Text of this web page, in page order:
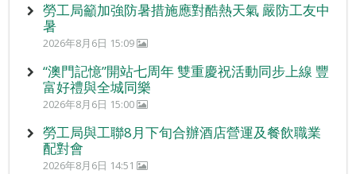
勞工局籲加強防暑措施應對酷熱天氣 嚴防工友中
暑
2026年8月6日 15:09
“澳門記憶”開站七周年 雙重慶祝活動同步上線 豐
富好禮與全城同樂
2026年8月6日 15:00
勞工局與工聯8月下旬合辦酒店營運及餐飲職業
配對會
2026年8月6日 14:51